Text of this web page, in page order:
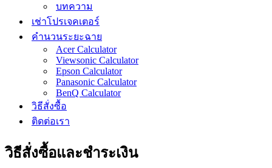
บทความ
เช่าโปรเจคเตอร์
คำนวนระยะฉาย
Acer Calculator
Viewsonic Calculator
Epson Calculator
Panasonic Calculator
BenQ Calculator
วิธีสั่งซื้อ
ติดต่อเรา
วิธีสั่งซื้อและชำระเงิน